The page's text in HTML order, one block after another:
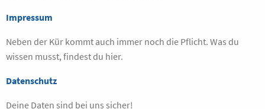
Impressum
Neben der Kür kommt auch immer noch die Pflicht. Was du
wissen musst, findest du hier.
Datenschutz
Deine Daten sind bei uns sicher!